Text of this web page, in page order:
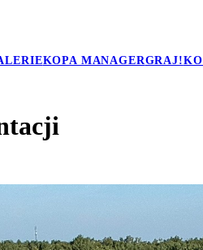
KOPA MANAGERGRAJ!